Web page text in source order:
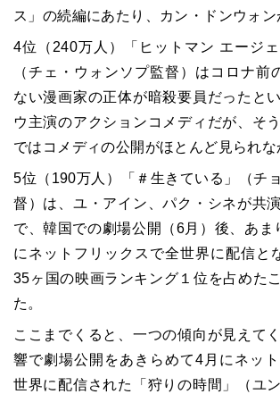
ス」の続編にあたり、カン・ドンウォン
4位（240万人）「ヒットマン エージェ
（チェ・ウォンソプ監督）はコロナ前
ない漫画家の正体が暗殺要員だったと
ウ主演のアクションコメディだが、そ
ではコメディの公開がほとんど見られな
5位（190万人）「＃生きている」（チ
督）は、ユ・アイン、パク・シネが共
で、韓国での劇場公開（6月）後、あま
にネットフリックスで全世界に配信と
35ヶ国の映画ランキング１位を占めた
た。
ここまでくると、一つの傾向が見えて
響で劇場公開をあきらめて4月にネッ
世界に配信された「狩りの時間」（ユ